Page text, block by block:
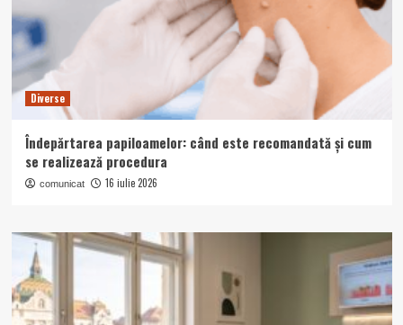
Diverse
Îndepărtarea papiloamelor: când este recomandată și cum
se realizează procedura
comunicat 16 iulie 2026